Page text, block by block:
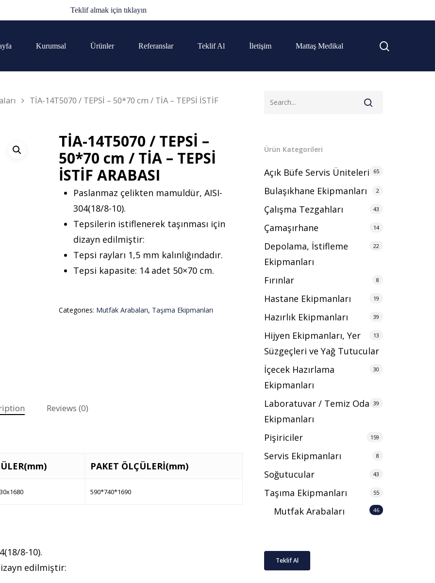
Teklif almak için tıklayın
Kurumsal Ürünler Referanslar Teklif Al İletişim Mattaş Medikal
TİA-14T5070 / TEPSİ – 50*70 cm / TİA – TEPSİ İSTİF
TİA-14T5070 / TEPSİ –
50*70 cm / TİA – TEPSİ
İSTİF ARABASI
Paslanmaz çelikten mamuldür, AISI-
304(18/8-10).
Tepsilerin istiflenerek taşınması için
dizayn edilmiştir:
Tepsi rayları 1,5 mm kalınlığındadır.
Tepsi kapasite: 14 adet 50×70 cm.
Categories: Mutfak Arabaları, Taşıma Ekipmanları
Reviews (0)
PAKET ÖLÇÜLERİ(mm)
590*740*1690
8-10).
edilmiştir:
Ürün Kategorileri
Açık Büfe Servis Üniteleri 65
Bulaşıkhane Ekipmanları 2
Çalışma Tezgahları 43
Çamaşırhane 14
Depolama, İstifleme
Ekipmanları
22
Fırınlar 8
Hastane Ekipmanları 19
Hazırlık Ekipmanları 39
Hijyen Ekipmanları, Yer
Süzgeçleri ve Yağ Tutucular
13
İçecek Hazırlama
Ekipmanları
30
Laboratuvar / Temiz Oda
Ekipmanları
39
Pişiriciler 159
Servis Ekipmanları 8
Soğutucular 43
Taşıma Ekipmanları 55
Mutfak Arabaları 46
Teklif Al